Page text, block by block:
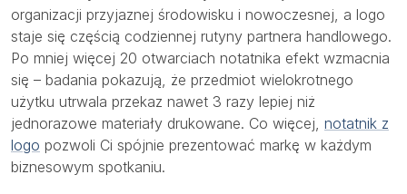
organizacji przyjaznej środowisku i nowoczesnej, a logo
staje się częścią codziennej rutyny partnera handlowego.
Po mniej więcej 20 otwarciach notatnika efekt wzmacnia
się – badania pokazują, że przedmiot wielokrotnego
użytku utrwala przekaz nawet 3 razy lepiej niż
jednorazowe materiały drukowane. Co więcej, notatnik z
logo pozwoli Ci spójnie prezentować markę w każdym
biznesowym spotkaniu.